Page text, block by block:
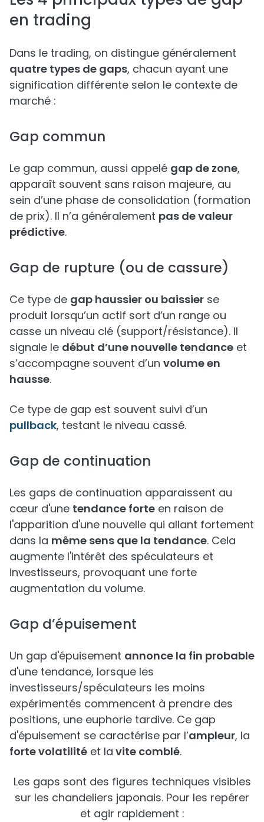
en trading
Dans le trading, on distingue généralement
quatre types de gaps, chacun ayant une
signification différente selon le contexte de
marché :
Gap commun
Le gap commun, aussi appelé gap de zone,
apparaît souvent sans raison majeure, au
sein d’une phase de consolidation (formation
de prix). Il n’a généralement pas de valeur
prédictive.
Gap de rupture (ou de cassure)
Ce type de gap haussier ou baissier se
produit lorsqu’un actif sort d’un range ou
casse un niveau clé (support/résistance). Il
signale le début d’une nouvelle tendance et
s’accompagne souvent d’un volume en
hausse.
Ce type de gap est souvent suivi d’un
pullback, testant le niveau cassé.
Gap de continuation
Les gaps de continuation apparaissent au
cœur d'une tendance forte en raison de
l'apparition d'une nouvelle qui allant fortement
dans la même sens que la tendance. Cela
augmente l'intérêt des spéculateurs et
investisseurs, provoquant une forte
augmentation du volume.
Gap d’épuisement
Un gap d'épuisement annonce la fin probable
d'une tendance, lorsque les
investisseurs/spéculateurs les moins
expérimentés commencent à prendre des
positions, une euphorie tardive. Ce gap
d'épuisement se caractérise par l’ampleur, la
forte volatilité et la vite comblé.
Les gaps sont des figures techniques visibles
sur les chandeliers japonais. Pour les repérer
et agir rapidement :